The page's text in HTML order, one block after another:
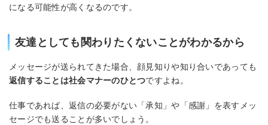
になる可能性が高くなるのです。
友達としても関わりたくないことがわかるから
メッセージが送られてきた場合、顔見知りや知り合いであっても
返信することは社会マナーのひとつですよね。
仕事であれば、返信の必要がない「承知」や「感謝」を表すメッ
セージでも送ることが多いでしょう。